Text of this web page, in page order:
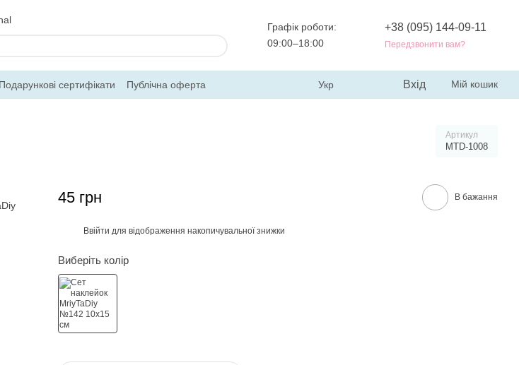
Графік роботи:
09:00–18:00
+38 (095) 144-09-11
Передзвонити вам?
Подарункові сертифікати
Публічна оферта
магазин
Укр Вхід Мій кошик
Артикул
MTD-1008
45 грн В бажання
Ввійти для відображення накопичувальної знижки
Виберіть колір